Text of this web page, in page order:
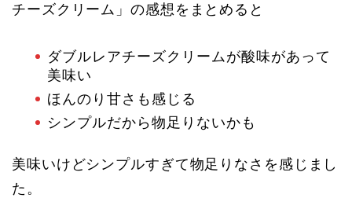
チーズクリーム」の感想をまとめると
ダブルレアチーズクリームが酸味があって
美味い
ほんのり甘さも感じる
シンプルだから物足りないかも
美味いけどシンプルすぎて物足りなさを感じまし
た。